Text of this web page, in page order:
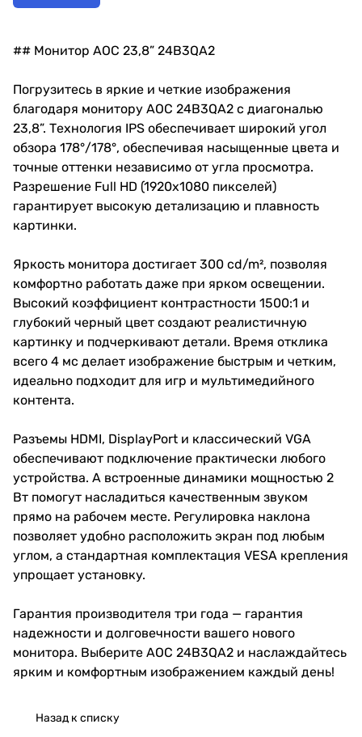
## Монитор AOC 23,8” 24B3QA2
Погрузитесь в яркие и четкие изображения
благодаря монитору AOC 24B3QA2 с диагональю
23,8”. Технология IPS обеспечивает широкий угол
обзора 178°/178°, обеспечивая насыщенные цвета и
точные оттенки независимо от угла просмотра.
Разрешение Full HD (1920x1080 пикселей)
гарантирует высокую детализацию и плавность
картинки.
Яркость монитора достигает 300 cd/m², позволяя
комфортно работать даже при ярком освещении.
Высокий коэффициент контрастности 1500:1 и
глубокий черный цвет создают реалистичную
картинку и подчеркивают детали. Время отклика
всего 4 мс делает изображение быстрым и четким,
идеально подходит для игр и мультимедийного
контента.
Разъемы HDMI, DisplayPort и классический VGA
обеспечивают подключение практически любого
устройства. А встроенные динамики мощностью 2
Вт помогут насладиться качественным звуком
прямо на рабочем месте. Регулировка наклона
позволяет удобно расположить экран под любым
углом, а стандартная комплектация VESA крепления
упрощает установку.
Гарантия производителя три года — гарантия
надежности и долговечности вашего нового
монитора. Выберите AOC 24B3QA2 и наслаждайтесь
ярким и комфортным изображением каждый день!
Назад к списку